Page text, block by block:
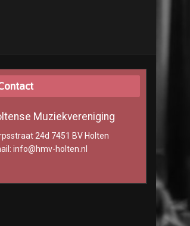
Muziekvereniging
24d 7451 BV Holten
info@hmv-holten.nl